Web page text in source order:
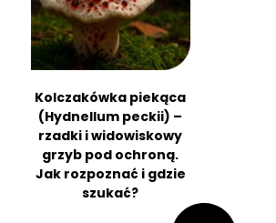
Kolczakówka piekąca
(Hydnellum peckii) –
rzadki i widowiskowy
grzyb pod ochroną.
Jak rozpoznać i gdzie
szukać?